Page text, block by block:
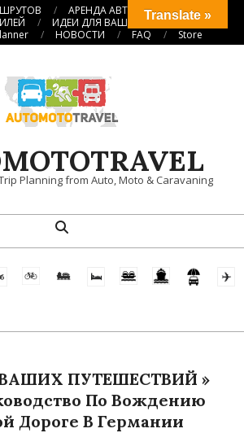
АРЕНДА АВТОКЕМПЕРОВ
ИДЕИ ДЛЯ ВАШИХ ПУТЕШЕСТВИЙ
НОВОСТИ FAQ Store
Planning from Auto, Moto & Caravaning
Поиск
ПУТЕШЕСТВИЙ »
По Вождению
Дороге В Германии
Translate »